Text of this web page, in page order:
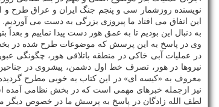
نویسنده روزشمار سی و پنجم جنگ ایران و عراق طرح و
این اتفاق می افتاد ما پیروزی بزرگی به دست می
به دنبال این بودیم تا به عمق هور دست پیدا نماییم و
وی در پاسخ به این پرسش که موضوعات طرح شده در بخش
در عملیات آبی خاکی در منطقه باتلاقی هور،
معروف به «کیسه ای» در این کتاب به خوبی مطرح
نیز ازجمله خبرهای مهمی است که در بخش نظامی آمده
لطف الله زادگان در پاسخ به پرسش ما در خصوص دیگر